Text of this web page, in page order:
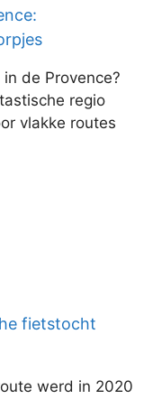
de Provence?
regio
vlakke routes
fietstocht
werd in 2020